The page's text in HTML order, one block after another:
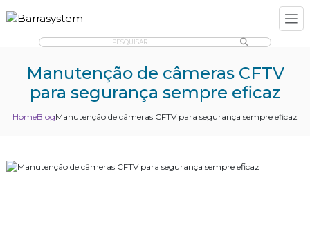
PESQUISAR
Manutenção de câmeras CFTV
para segurança sempre eficaz
HomeBlogManutenção de câmeras CFTV para segurança sempre eficaz